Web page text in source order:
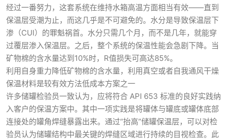
经过一番努力，这套系统在维持水箱高温方面相当有效——直到
保温层受潮为止，而这几乎是不可避免的。水分是导致保温层下
渗（CUI）的罪魁祸首。水分只需几个月，而不是几年，就能穿
过覆层渗入保温层。之后，整个系统的保温性能会急剧下降。当
矿物棉的含水量达到10%时，R值损失可高达85%。
利用自身重力降低矿物棉的含水量，利用真空或者自我通风干燥
保温材料是较有效方法低成本方案之一
许多储罐检验员一致认为，应将符合 API 653 标准的良好实践纳
入客户的保温方案中。其中一项实践是将罐体与罐底或罐体底部
连接处的罐角焊缝暴露出来。通过“抬高”储罐保温层，可以对检
验员认为储罐结构中最关键的焊缝区域进行持续的目视检查。此